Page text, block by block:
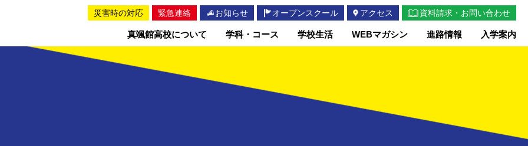
真颯館高校について 学科・コース 学校生活 WEBマガシン 進路情報 入学案内
災害時の対応 緊急連絡 お知らせ オープンスクール アクセス 資料請求・お問い合わせ